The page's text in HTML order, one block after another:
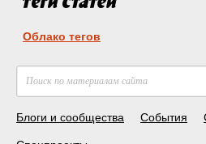
Облако тегов
Блоги и сообщества События